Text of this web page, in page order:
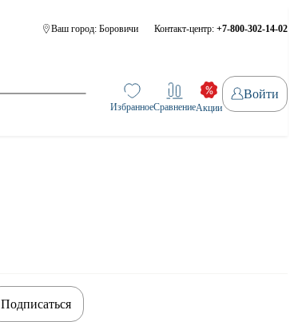
Ваш город: Боровичи Контакт-центр: +7-800-302-14-02
ИзбранноеСравнениеАкции
Войти
Подписаться